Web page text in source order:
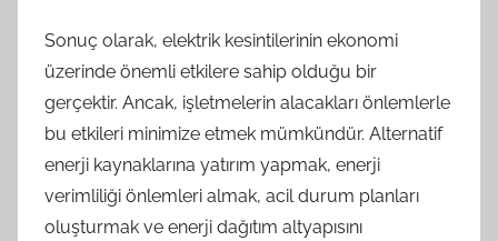
Sonuç olarak, elektrik kesintilerinin ekonomi
üzerinde önemli etkilere sahip olduğu bir
gerçektir. Ancak, işletmelerin alacakları önlemlerle
bu etkileri minimize etmek mümkündür. Alternatif
enerji kaynaklarına yatırım yapmak, enerji
verimliliği önlemleri almak, acil durum planları
oluşturmak ve enerji dağıtım altyapısını